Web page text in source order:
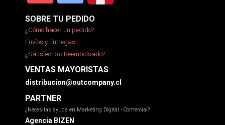
SOBRE TU PEDIDO
¿Cómo hacer un pedido?
Envíos y Entregas
¿Satisfecho o Reembolsado?
VENTAS MAYORISTAS
distribucion@outcompany.cl
PARTNER
¿Necesitas ayuda en Marketing Digital - Comercial?
Agencia BIZEN